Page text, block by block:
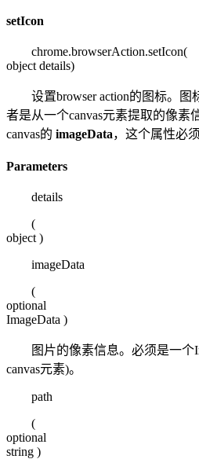
setIcon
chrome.browserAction.setIcon(
object details)
设置browser action的图标。
者是从一个canvas元素提取的像素
canvas的 imageData，这个属性必
Parameters
details
(
object )
imageData
(
optional
ImageData )
图片的像素信息。必须是一个
canvas元素)。
path
(
optional
string )